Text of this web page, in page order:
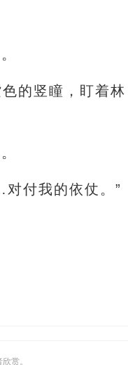
的竖瞳，盯着林
付我的依仗。”
赏。